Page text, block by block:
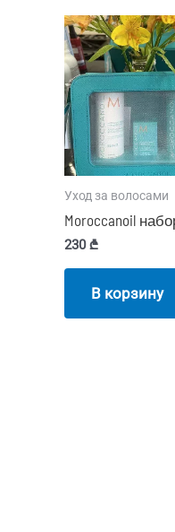
Уход за волосами
Moroccanoil
230₾
В корзину